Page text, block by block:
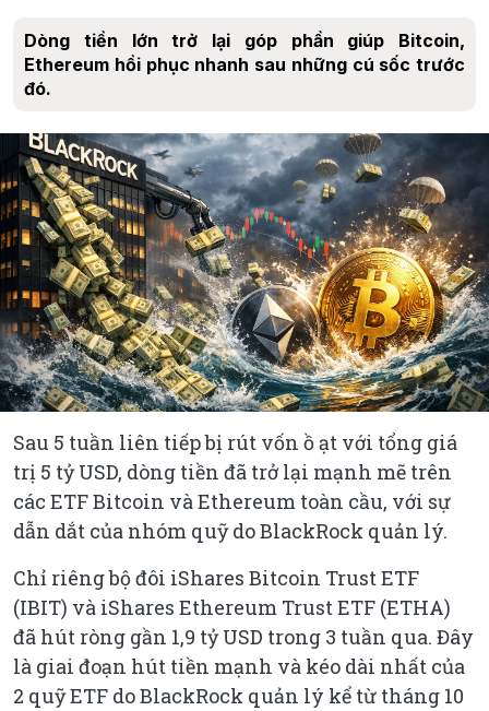
Dòng tiền lớn trở lại góp phần giúp Bitcoin,
Ethereum hồi phục nhanh sau những cú sốc trước
đó.
Sau 5 tuần liên tiếp bị rút vốn ồ ạt với tổng giá
trị 5 tỷ USD, dòng tiền đã trở lại mạnh mẽ trên
các ETF Bitcoin và Ethereum toàn cầu, với sự
dẫn dắt của nhóm quỹ do BlackRock quản lý.
Chỉ riêng bộ đôi iShares Bitcoin Trust ETF
(IBIT) và iShares Ethereum Trust ETF (ETHA)
đã hút ròng gần 1,9 tỷ USD trong 3 tuần qua. Đây
là giai đoạn hút tiền mạnh và kéo dài nhất của
2 quỹ ETF do BlackRock quản lý kể từ tháng 10